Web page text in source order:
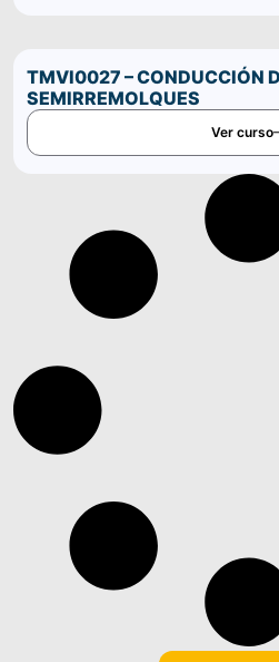
TMVI0027 – CONDUCCIÓN
SEMIRREMOLQUES
Ver curso